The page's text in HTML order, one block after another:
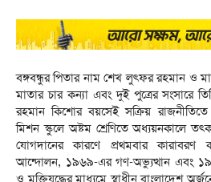
বঙ্গবন্ধুর পিতার নাম শেখ লুত্ফর রহমান ও
মাতার চার কন্যা এবং দুই পুত্রের সংসারে
রহমান কিশোর বয়সেই সক্রিয়
মিশন স্কুলে অষ্টম শ্রেণিতে অধ্যয়নকালে
যোগদানের কারণে প্রথমবার
আন্দোলন, ১৯৬৯-এর গণ-অভ্যুত্থান এবং
ও মুক্তিযুদ্ধের মাধ্যমে স্বাধীন বাংলাদেশ